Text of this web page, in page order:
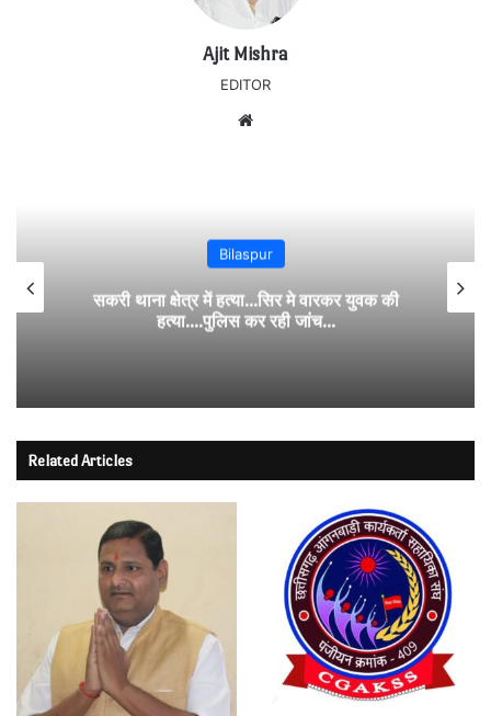
Ajit Mishra
EDITOR
Bilaspur
सकरी थाना क्षेत्र में हत्या…सिर मे वारकर युवक की
हत्या….पुलिस कर रही जांच…
Related Articles